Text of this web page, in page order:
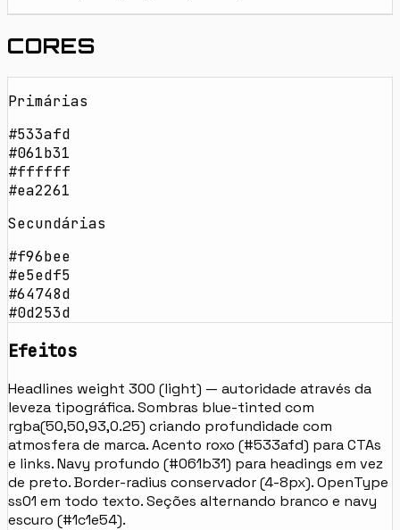
CORES
Primárias
#533afd
#061b31
#ffffff
#ea2261
Secundárias
#f96bee
#e5edf5
#64748d
#0d253d
Efeitos
Headlines weight 300 (light) — autoridade através da
leveza tipográfica. Sombras blue-tinted com
rgba(50,50,93,0.25) criando profundidade com
atmosfera de marca. Acento roxo (#533afd) para CTAs
e links. Navy profundo (#061b31) para headings em vez
de preto. Border-radius conservador (4-8px). OpenType
ss01 em todo texto. Seções alternando branco e navy
escuro (#1c1e54).